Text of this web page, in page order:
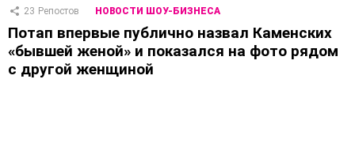
23 Репостов НОВОСТИ ШОУ-БИЗНЕСА
Потап впервые публично назвал Каменских
«бывшей женой» и показался на фото рядом
с другой женщиной